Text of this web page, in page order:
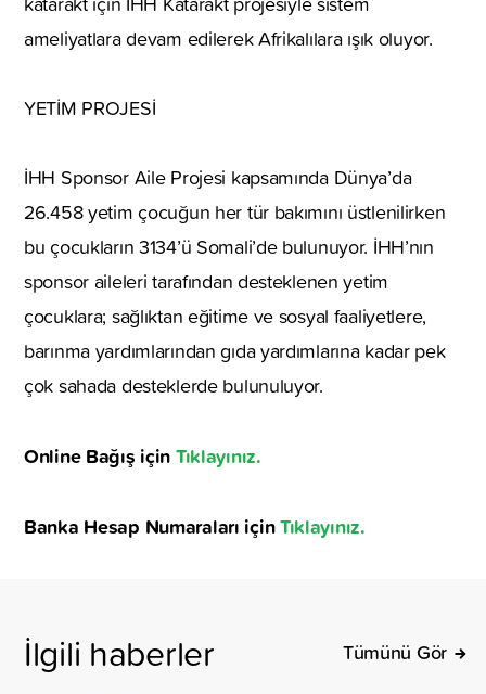
ameliyatlara devam edilerek Afrikalılara ışık oluyor.
YETİM PROJESİ
İHH Sponsor Aile Projesi kapsamında Dünya’da
26.458 yetim çocuğun her tür bakımını üstlenilirken
bu çocukların 3134’ü Somali’de bulunuyor. İHH’nın
sponsor aileleri tarafından desteklenen yetim
çocuklara; sağlıktan eğitime ve sosyal faaliyetlere,
barınma yardımlarından gıda yardımlarına kadar pek
çok sahada desteklerde bulunuluyor.
Online Bağış içinTıklayınız.
Banka Hesap Numaraları içinTıklayınız.
İlgili haberler Tümünü Gör